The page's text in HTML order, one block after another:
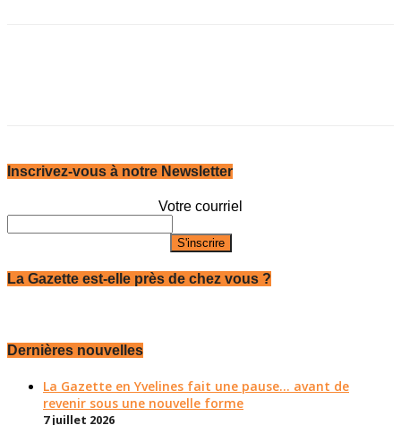
Inscrivez-vous à notre Newsletter
Votre courriel
La Gazette est-elle près de chez vous ?
Dernières nouvelles
La Gazette en Yvelines fait une pause... avant de
revenir sous une nouvelle forme
7 juillet 2026